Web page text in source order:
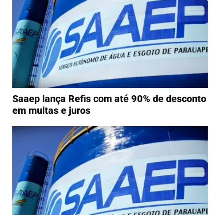
Saaep lança Refis com até 90% de desconto
em multas e juros